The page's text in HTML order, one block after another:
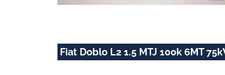
Fiat Doblo L2 1.5 MTJ 100k 6MT